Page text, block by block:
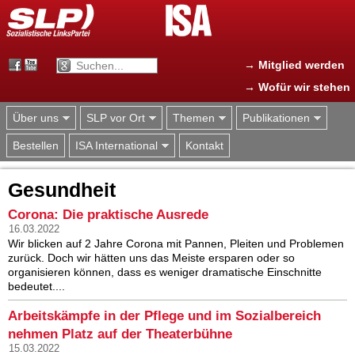
Jump to navigation
→ Mitglied werden
→ Wofür wir stehen
Über uns SLP vor Ort Themen Publikationen
Bestellen ISA International Kontakt
Gesundheit
Corona: Die praktische Ausrede
16.03.2022
Wir blicken auf 2 Jahre Corona mit Pannen, Pleiten und Problemen
zurück. Doch wir hätten uns das Meiste ersparen oder so
organisieren können, dass es weniger dramatische Einschnitte
bedeutet....
Arbeitskämpfe in der Pflege und im Sozialbereich
nehmen Platz auf der Theaterbühne
15.03.2022